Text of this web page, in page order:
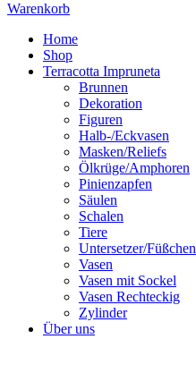
Warenkorb
Home
Shop
Terracotta Impruneta
Brunnen
Dekoration
Figuren
Halb-/Eckvasen
Masken/Reliefs
Ölkrüge/Amphoren
Pinienzapfen
Säulen
Schalen
Tiere
Untersetzer/Füßchen
Vasen
Vasen mit Sockel
Vasen Rechteckig
Zylinder
Über uns